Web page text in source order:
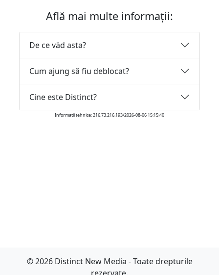
Află mai multe informații:
De ce văd asta?
Cum ajung să fiu deblocat?
Cine este Distinct?
Informatii tehnice: 216.73.216.193/2026-08-06 15:15:40
© 2026 Distinct New Media - Toate drepturile